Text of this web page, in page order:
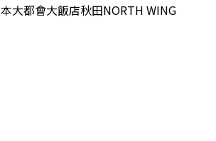
本大都會大飯店秋田NORTH WING